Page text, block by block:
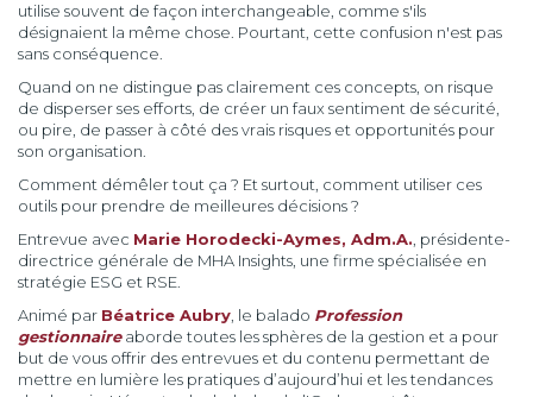
utilise souvent de façon interchangeable, comme s'ils
désignaient la même chose. Pourtant, cette confusion n'est pas
sans conséquence.
Quand on ne distingue pas clairement ces concepts, on risque
de disperser ses efforts, de créer un faux sentiment de sécurité,
ou pire, de passer à côté des vrais risques et opportunités pour
son organisation.
Comment démêler tout ça ? Et surtout, comment utiliser ces
outils pour prendre de meilleures décisions ?
Entrevue avec Marie Horodecki-Aymes, Adm.A. , présidente-
directrice générale de MHA Insights, une firme spécialisée en
stratégie ESG et RSE.
Animé par Béatrice Aubry , le balado Profession
gestionnaireaborde toutes les sphères de la gestion et a pour
but de vous offrir des entrevues et du contenu permettant de
mettre en lumière les pratiques d’aujourd’hui et les tendances